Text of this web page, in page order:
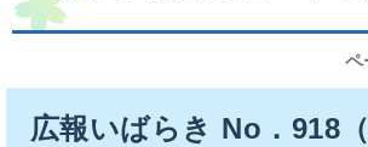
ペ
広報いばらき No．918